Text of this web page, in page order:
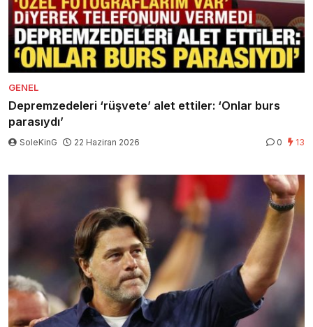
GENEL
Depremzedeleri ‘rüşvete’ alet ettiler: ‘Onlar burs
parasıydı’
SoleKinG 22 Haziran 2026 0 13